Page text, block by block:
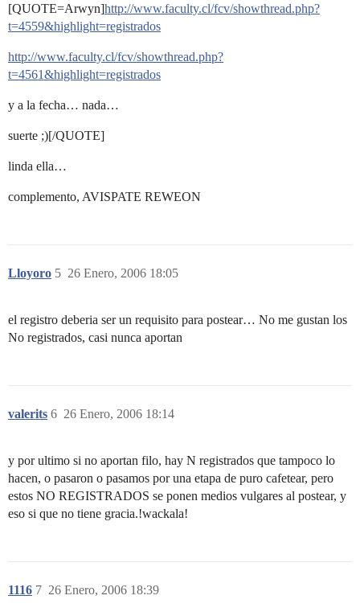
[QUOTE=Arwyn]http://www.faculty.cl/fcv/showthread.php?
t=4559&highlight=registrados
http://www.faculty.cl/fcv/showthread.php?
t=4561&highlight=registrados
y a la fecha… nada…
suerte ;)[/QUOTE]
linda ella…
complemento, AVISPATE REWEON
Lloyoro 26 Enero, 2006 18:05
5
el registro deberia ser un requisito para postear… No me gustan los
No registrados, casi nunca aportan
valerits 26 Enero, 2006 18:14
6
y por ultimo si no aportan filo, hay N registrados que tampoco lo
hacen, o pasaron o pasamos por una etapa de puro cafetear, pero
estos NO REGISTRADOS se ponen medios vulgares al postear, y
eso si que no tiene gracia.!wackala!
1116 26 Enero, 2006 18:39
7